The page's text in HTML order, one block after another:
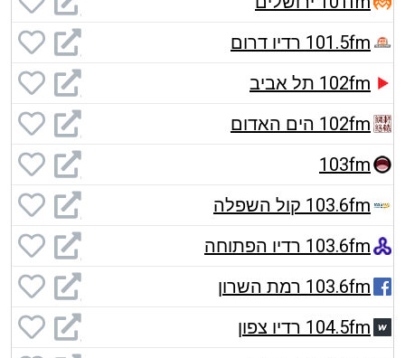
101.5fm רדיו דרום
102fm תל אביב
102fm הים האדום
103fm
103.6fm קול השפלה
103.6fm רדיו הפתוחה
103.6fm רמת השרון
104.5fm רדיו צפון